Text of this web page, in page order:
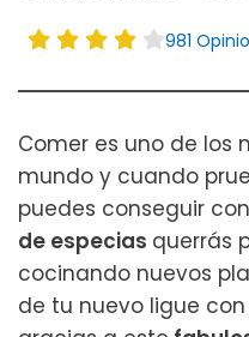
981
Comer es uno de los
mundo y cuando
puedes conseguir
de especias querrás
cocinando nuevos
de tu nuevo ligue